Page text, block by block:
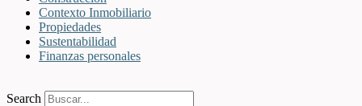
Contexto Inmobiliario
Propiedades
Sustentabilidad
Finanzas personales
Search